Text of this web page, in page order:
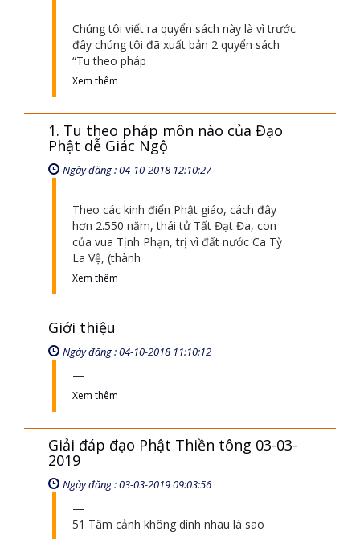
Chúng tôi viết ra quyển sách này là vì trước
đây chúng tôi đã xuất bản 2 quyển sách
“Tu theo pháp
Xem thêm
1. Tu theo pháp môn nào của Đạo
Phật dễ Giác Ngộ
Ngày đăng : 04-10-2018 12:10:27
Theo các kinh điển Phật giáo, cách đây
hơn 2.550 năm, thái tử Tất Đạt Đa, con
của vua Tịnh Phạn, trị vì đất nước Ca Tỳ
La Vệ, (thành
Xem thêm
Giới thiệu
Ngày đăng : 04-10-2018 11:10:12
Xem thêm
Giải đáp đạo Phật Thiền tông 03-03-
2019
Ngày đăng : 03-03-2019 09:03:56
51 Tâm cảnh không dính nhau là sao